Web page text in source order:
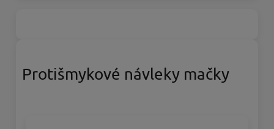
Protišmykové návleky mačky